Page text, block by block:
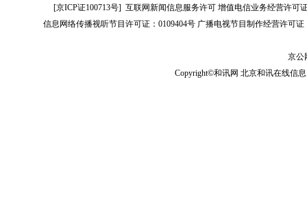
[京ICP证100713号]互联网新闻信息服务许可 增值电信业务经营许可
信息网络传播视听节目许可证：0109404号 广播电视节目制作经营许可证
京公
Copyright©和讯网 北京和讯在线信